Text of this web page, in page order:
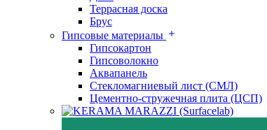
Террасная доска
Брус
Гипсовые материалы
Гипсокартон
Гипсоволокно
Аквапанель
Стекломагниевый лист (СМЛ)
Цементно-стружечная плита (ЦСП)